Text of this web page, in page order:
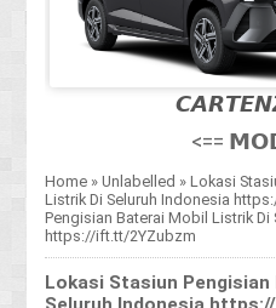
<==
Home »Unlabelled »Lokasi
Listrik Di Seluruh Indonesia
Pengisian Baterai Mobil Listrik Di
https://ift.tt/2YZubzm
Lokasi Stasiun